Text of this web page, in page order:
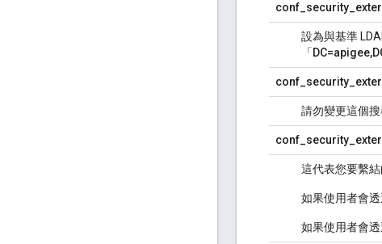
設為與基準
「
請勿變更這個搜
這代表您要繫
如果使用者會
如果使用者會